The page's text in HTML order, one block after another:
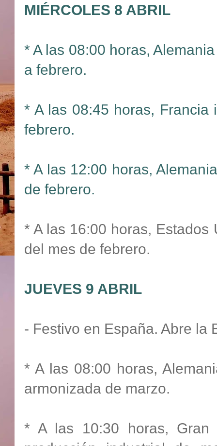
MIÉRCOLES 8 ABRIL
* A las 08:00 horas,
a febrero.
* A las 08:45 horas,
febrero.
* A las 12:00 horas,
de febrero.
* A las 16:00 horas,
del mes de febrero.
JUEVES 9 ABRIL
- Festivo en España. Abre la
* A las 08:00 horas,
armonizada de marzo.
* A las 10:30 horas,